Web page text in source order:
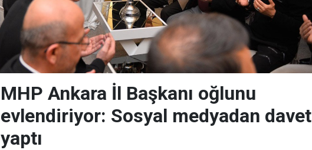
MHP Ankara İl Başkanı oğlunu
evlendiriyor: Sosyal medyadan davet
yaptı